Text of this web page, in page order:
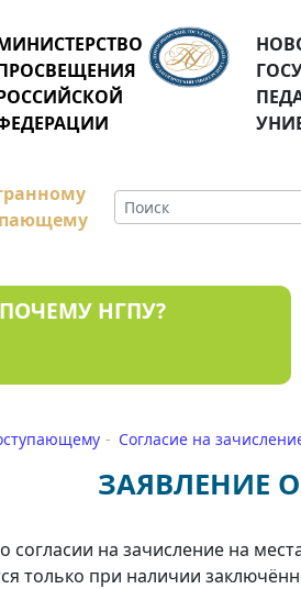
ПОЧЕМУ НГПУ?
Согласие на
ЗАЯВЛЕНИЕ
согласии на зачисление на
только при наличии